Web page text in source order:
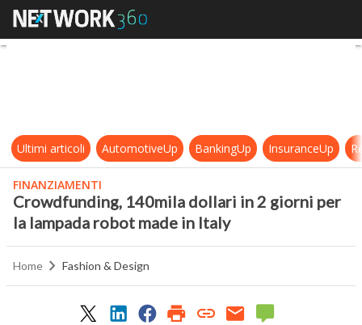
Crowdfunding, 140mila dollari in
Ultimi articoli AutomotiveUp BankingUp InsuranceUp
FINANZIAMENTI
Crowdfunding, 140mila dollari in 2 giorni per
la lampada robot made in Italy
Home Fashion & Design